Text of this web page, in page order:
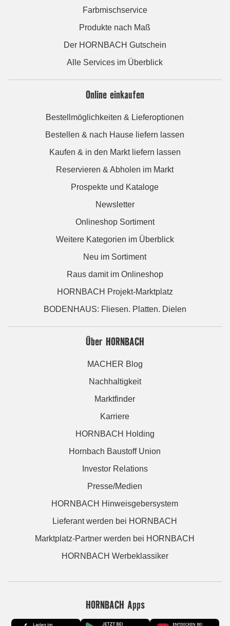
Farbmischservice
Produkte nach Maß
Der HORNBACH Gutschein
Alle Services im Überblick
Online einkaufen
Bestellmöglichkeiten & Lieferoptionen
Bestellen & nach Hause liefern lassen
Kaufen & in den Markt liefern lassen
Reservieren & Abholen im Markt
Prospekte und Kataloge
Newsletter
Onlineshop Sortiment
Weitere Kategorien im Überblick
Neu im Sortiment
Raus damit im Onlineshop
HORNBACH Projekt-Marktplatz
BODENHAUS: Fliesen. Platten. Dielen
Über HORNBACH
MACHER Blog
Nachhaltigkeit
Marktfinder
Karriere
HORNBACH Holding
Hornbach Baustoff Union
Investor Relations
Presse/Medien
HORNBACH Hinweisgebersystem
Lieferant werden bei HORNBACH
Marktplatz-Partner werden bei HORNBACH
HORNBACH Werbeklassiker
HORNBACH Apps